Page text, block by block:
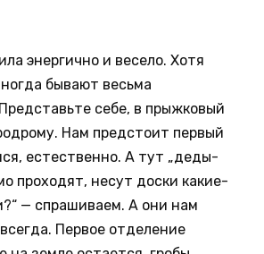
энергично и весело. Хотя
бывают весьма
себе, в прыжковый
Нам предстоит первый
естественно. А тут „деды-
проходят, несут доски какие-
— спрашиваем. А они нам
Первое отделение